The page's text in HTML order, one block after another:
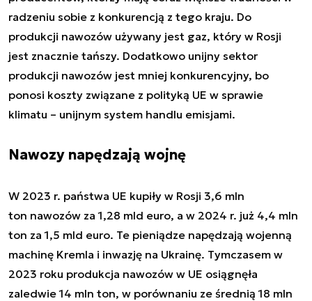
radzeniu sobie z konkurencją z tego kraju. Do
produkcji nawozów używany jest gaz, który w Rosji
jest znacznie tańszy. Dodatkowo unijny sektor
produkcji nawozów jest mniej konkurencyjny, bo
ponosi koszty związane z polityką UE w sprawie
klimatu – unijnym system handlu emisjami.
Nawozy napędzają wojnę
W 2023 r. państwa UE kupiły w Rosji 3,6 mln
ton nawozów za 1,28 mld euro, a w 2024 r. już 4,4 mln
ton za 1,5 mld euro. Te pieniądze napędzają wojenną
machinę Kremla i inwazję na Ukrainę. Tymczasem w
2023 roku produkcja nawozów w UE osiągnęła
zaledwie 14 mln ton, w porównaniu ze średnią 18 mln